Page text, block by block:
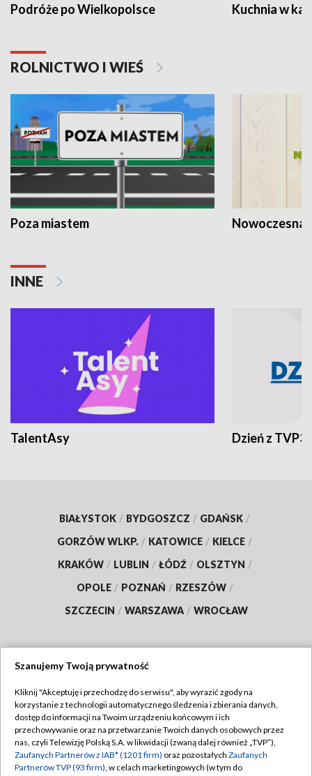
Podróże po Wielkopolsce Kuchnia w
ROLNICTWO I WIEŚ
Poza miastem Nowoczesna
INNE
TalentAsy Dzień z TVP3
BIAŁYSTOK / BYDGOSZCZ / GDAŃSK /
GORZÓW WLKP. / KATOWICE / KIELCE /
KRAKÓW / LUBLIN / ŁÓDŹ / OLSZTYN /
OPOLE / POZNAŃ / RZESZÓW /
SZCZECIN / WARSZAWA / WROCŁAW
TVP
Abonament TVP
Emisja w TVP
Regulamin TVP
Polityka prywatności
Szanujemy Twoją prywatność
Kliknij "Akceptuję i przechodzę do serwisu", aby wyrazić zgody na
korzystanie z technologii automatycznego śledzenia i zbierania danych,
dostęp do informacji na Twoim urządzeniu końcowym i ich
przechowywanie oraz na przetwarzanie Twoich danych osobowych przez
nas, czyli Telewizję Polską S.A. w likwidacji (zwaną dalej również „TVP”),
Zaufanych Partnerów z IAB* (1201 firm) oraz pozostałych Zaufanych
Partnerów TVP (93 firm), w celach marketingowych (w tym do